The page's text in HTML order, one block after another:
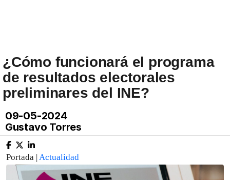
¿Cómo funcionará el programa
de resultados electorales
preliminares del INE?
09-05-2024
Gustavo Torres
Portada |Actualidad